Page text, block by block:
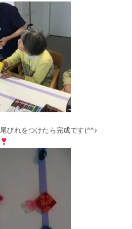
びれをつけたら完成です(^^♪